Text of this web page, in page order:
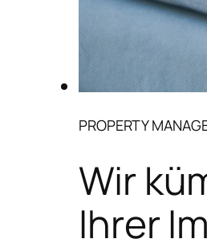
PROPERTY
Wir
Ihrer